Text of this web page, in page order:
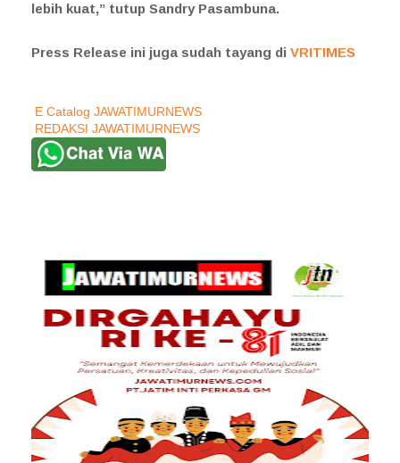
lebih kuat,” tutup Sandry Pasambuna.
Press Release ini juga sudah tayang di VRITIMES
E Catalog JAWATIMURNEWS
REDAKSI JAWATIMURNEWS